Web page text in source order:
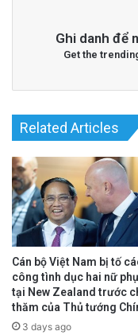
Ghi danh để
Get the
Related Articles
Cán bộ Việt Nam bị tố
công tình dục hai nữ
tại New Zealand trước
thăm của Thủ tướng
3 days ago